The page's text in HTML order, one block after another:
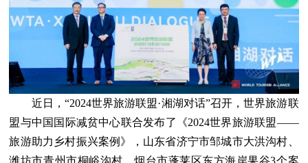
近日，“2024世界旅游联盟·湘湖对话”召开，世界旅游联
盟与中国国际减贫中心联合发布了《2024世界旅游联盟——
旅游助力乡村振兴案例》，山东省济宁市邹城市大洪沟村、